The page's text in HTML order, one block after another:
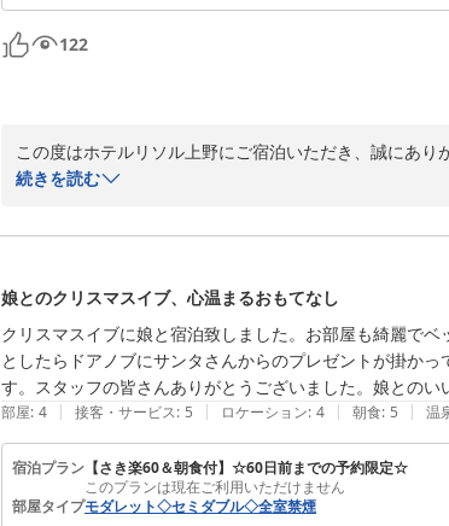
2026-05-28
122
この度はホテルリソル上野にご宿泊いただき、誠にあり
また、駅からのアクセスやお部屋の清潔さについてお褒
ご滞在中のひとときが、少しでも快適なものとなってお
また上野にお越しの際は、ぜひ当館をご利用くださいませ
スタッフ一同、心よりお待ちしております。
ホテルリソル上野
2026-04-09
続きを読む
娘とのクリスマスイブ、心温まるおもてなし
クリスマスイブに娘と宿泊致しました。お部屋も綺麗で
としたらドアノブにサンタさんからのプレゼントが掛か
す。スタッフの皆さんありがとうございました。娘とのい
部屋: 4 | 接客・サービス: 5 | ロケーション: 4 | 朝食: 5 | 温
宿泊プラン 【さき楽60＆朝食付】☆60日前までの予約限定☆
このプランは現在ご利用いただけません
部屋タイプモダレット◇セミダブル◇全室禁煙